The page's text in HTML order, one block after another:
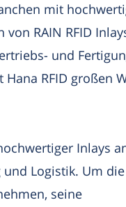
mit
RAIN RFID
und
RFID großen
Inlays
Logistik. Um
seine